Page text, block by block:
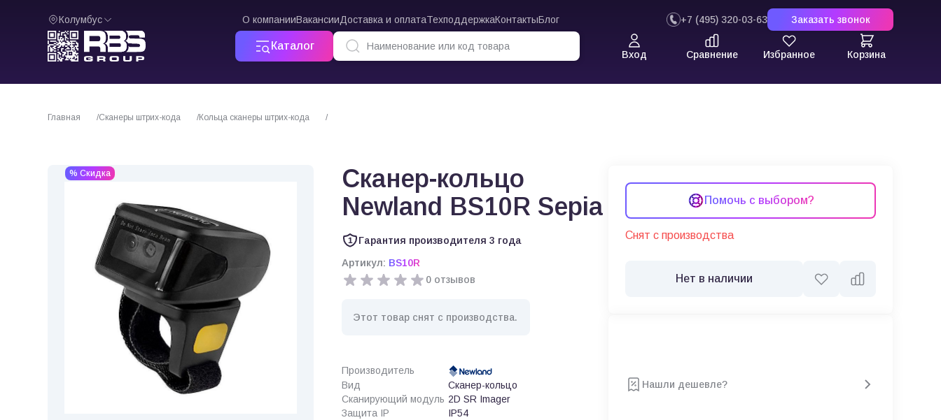
Колумбус О компанииВакансииДоставка и оплатаТехподдержкаКонтактыБлог +7 (495) 320-03-63 Заказать звонок
Каталог
Вход Сравнение Избранное Корзина
Главная Сканеры штрих-кода Кольца сканеры штрих-кода Сканер-кольцо Newland BS10R Sepia
% Скидка
Сканер-кольцо
Newland BS10R Sepia
Гарантия производителя 3 года
Артикул: BS10R
0 отзывов
Этот товар снят с производства.
Производитель
Вид
Сканер-кольцо
Сканирующий модуль 2D SR Imager
Защита IP
IP54
Помочь с выбором?
Снят с производства
Нет в наличии
Нашли дешевле?